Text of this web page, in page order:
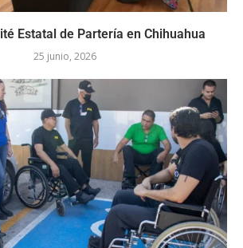
Estatal de Partería en Chihuahua
25 junio, 2026